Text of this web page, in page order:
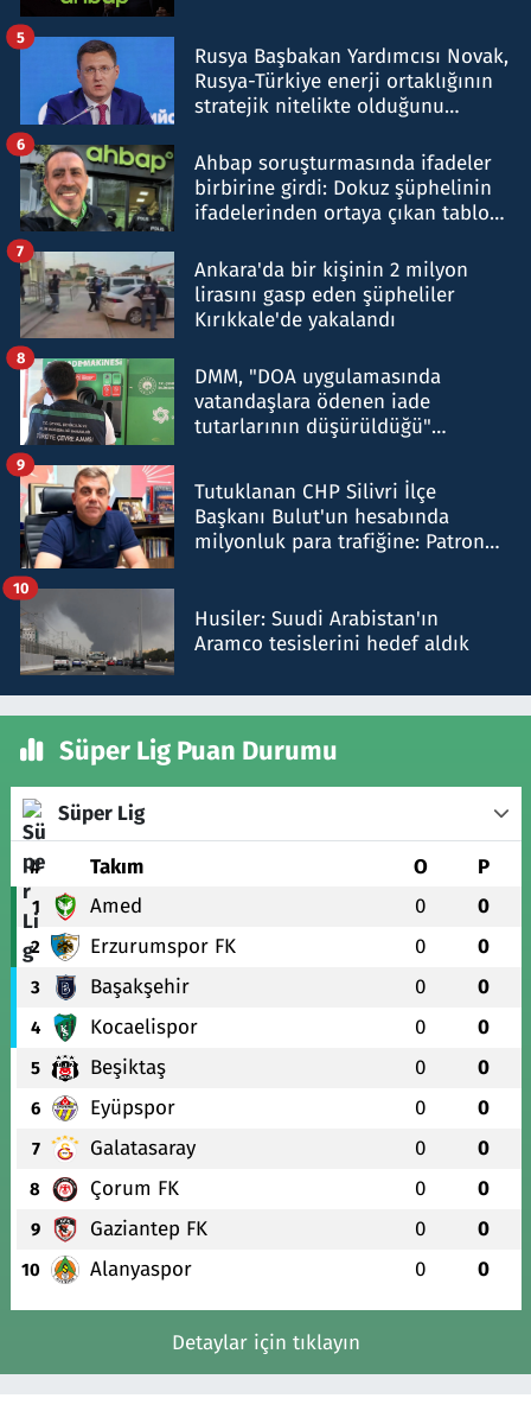
Rusya Başbakan Yardımcısı Novak,
Rusya-Türkiye enerji ortaklığının
stratejik nitelikte olduğunu
5
Ahbap soruşturmasında ifadeler
birbirine girdi: Dokuz şüphelinin
ifadelerinden ortaya çıkan tablo
6
Ankara'da bir kişinin 2 milyon
lirasını gasp eden şüpheliler
Kırıkkale'de yakalandı
7
DMM, "DOA uygulamasında
vatandaşlara ödenen iade
tutarlarının düşürüldüğü"
8
Tutuklanan CHP Silivri İlçe
Başkanı Bulut'un hesabında
milyonluk para trafiğine: Patron
9
Husiler: Suudi Arabistan'ın
Aramco tesislerini hedef aldık
10
Süper Lig Puan Durumu
Süper Lig
# Takım O P
1 Amed 0 0
2 Erzurumspor FK 0 0
3 Başakşehir 0 0
4 Kocaelispor 0 0
5 Beşiktaş 0 0
6 Eyüpspor 0 0
7 Galatasaray 0 0
8 Çorum FK 0 0
9 Gaziantep FK 0 0
10 Alanyaspor 0 0
Detaylar için tıklayın